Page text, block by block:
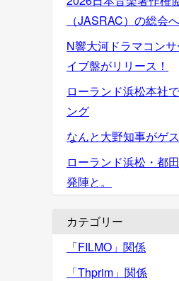
（JASRAC）の総会へ
N響大河ドラマコン
イブ盤がリリース！
ローランド浜松本社
ング
なんと大野知事がゲ
ローランド浜松・都
発陣と。
カテゴリー
「FILMO」関係
「Thprim」関係